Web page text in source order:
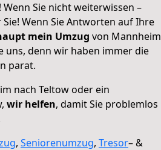
Sie nicht weiterwissen –
Wenn Sie Antworten auf Ihre
mein Umzug von Mannheim
uns, denn wir haben immer die
parat.
nach Teltow oder ein
wir helfen, damit Sie problemlos
, Seniorenumzug, Tresor– &